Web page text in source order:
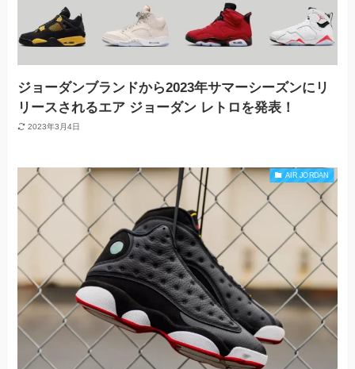
ジョーダンブランドから2023年サマーシーズンにリ
リースされるエア ジョーダン レトロを発表！
2023年3月4日
AIR JORDAN